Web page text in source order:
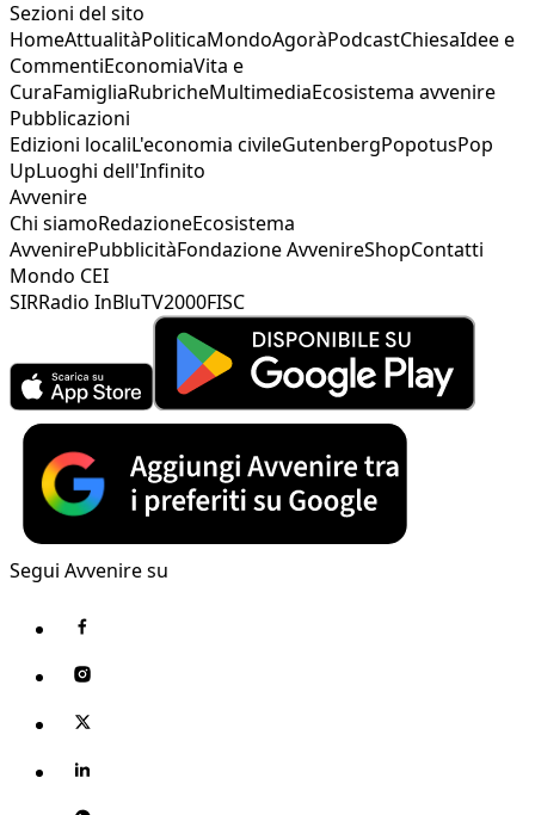
Sezioni del sito
HomeAttualitàPoliticaMondoAgoràPodcastChiesaIdee e
CommentiEconomiaVita e
CuraFamigliaRubricheMultimediaEcosistema avvenire
Pubblicazioni
Edizioni localiL'economia civileGutenbergPopotusPop
UpLuoghi dell'Infinito
Avvenire
Chi siamoRedazioneEcosistema
AvvenirePubblicitàFondazione AvvenireShopContatti
Mondo CEI
SIRRadio InBluTV2000FISC
Segui Avvenire su